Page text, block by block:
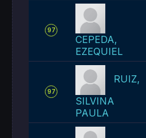
97
CEPEDA,
EZEQUIEL
97
RUIZ,
SILVINA
PAULA